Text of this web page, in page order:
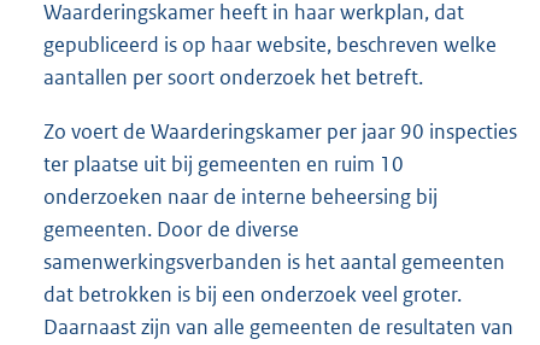
Waarderingskamer heeft in haar werkplan, dat
gepubliceerd is op haar website, beschreven welke
aantallen per soort onderzoek het betreft.
Zo voert de Waarderingskamer per jaar 90 inspecties
ter plaatse uit bij gemeenten en ruim 10
onderzoeken naar de interne beheersing bij
gemeenten. Door de diverse
samenwerkingsverbanden is het aantal gemeenten
dat betrokken is bij een onderzoek veel groter.
Daarnaast zijn van alle gemeenten de resultaten van